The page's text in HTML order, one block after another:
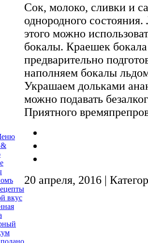
вкус
Сок, молоко, сливки и
однородного
этого можно
бокалы. Краешек
предварительно
наполняем бокалы
Украшаем дольками
можно подавать
Приятного
20 апреля, 2016 |